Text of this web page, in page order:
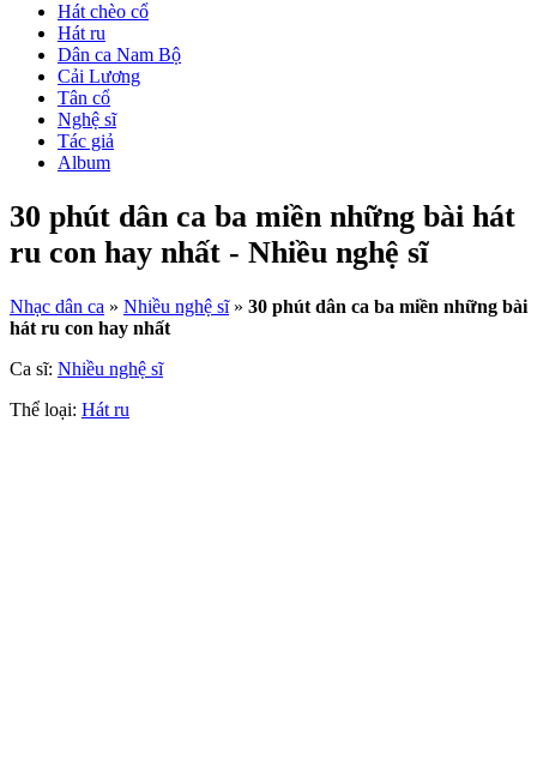
Hát chèo cổ
Hát ru
Dân ca Nam Bộ
Cải Lương
Tân cổ
Nghệ sĩ
Tác giả
Album
30 phút dân ca ba miền những bài hát
ru con hay nhất - Nhiều nghệ sĩ
Nhạc dân ca » Nhiều nghệ sĩ» 30 phút dân ca ba miền những bài
hát ru con hay nhất
Ca sĩ: Nhiều nghệ sĩ
Thể loại: Hát ru